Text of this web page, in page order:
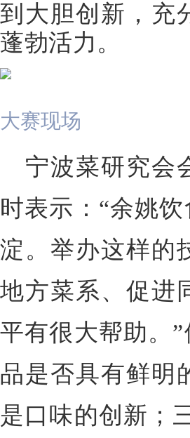
到大胆创新，充
蓬勃活力。
大赛现场
宁波菜研究会
时表示：“余姚
淀。举办这样的
地方菜系、促进
平有很大帮助。”
品是否具有鲜明
是口味的创新；